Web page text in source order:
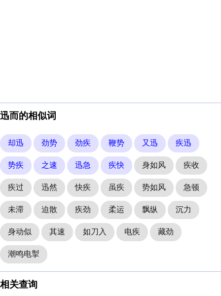
迅而的相似词
却迅 劲势 劲疾 鞭势 又迅 疾迅
势疾 之速 迅急 疾快 身如风 疾收
疾过 迅然 快疾 虽疾 势如风 急顿
未滞 迫散 疾劲 柔运 飘纵 沉力
身动似 其速 如刀入 电疾 藏劲
潮鸣电掣
相关查询